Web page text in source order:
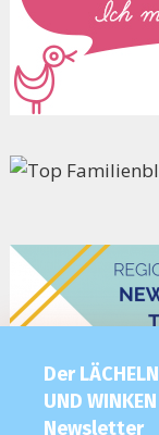
Der LÄCHELN
UND WINKEN
Newsletter